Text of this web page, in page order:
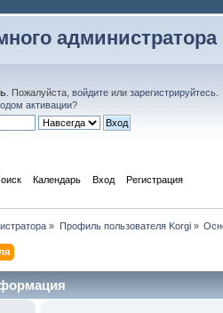
администратора
. Пожалуйста, войдите или зарегистрируйтесь
активации?
Календарь Вход Регистрация
» Профиль пользователя Korgi»